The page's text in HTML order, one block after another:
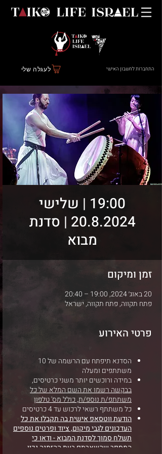
התחברות לחשבון האישי לעגלה שלי
19:00 | שלישי
20.8.2024 | סדנת
מבוא
זמן ומיקום
20 באוג׳ 2024, 19:00 – 20:40
פתח תקווה, פתח תקווה, ישראל
פרטי האירוע
הסדנא תיפתח עם הרשמה של 10
משתתפים ומעלה
במידה ורוכשים יותר משני כרטיסים,
בבקשה רשמו את השם המלא של כל
משתתפ/ת נוספ/ת, כולל מס' טלפון
כל משתתף רשאי לרכוש עד 4 כרטיסים
הודעת ווטסאפ אישית בה תקבלו את כל
העדכונים לגבי מיקום, ציוד ופרטים נוספים
תשלח סמוך לסדנת המבוא - ודאו כי
המספר שהשארתם בעת ההזמנה נכון